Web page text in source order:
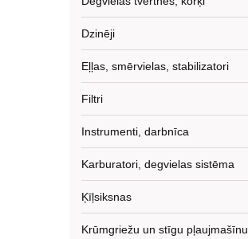
Dzinēji
Eļļas, smērvielas, stabilizatori
Filtri
Instrumenti, darbnīca
Karburatori, degvielas sistēma
Ķīļsiksnas
Krūmgriežu un stīgu pļaujmašīnu